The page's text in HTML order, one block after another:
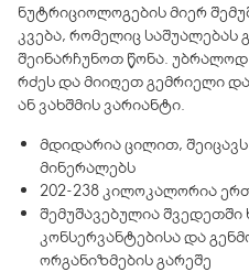
ნუტრიციოლოგების მიერ
კვება, რომელიც
შეინარჩუნოთ წონა.
რძეს და მიიღეთ გემრიელი
ან ვახშმის ვარიანტი.
მდიდარია ცილით,
მინერალებს
202-238 კილოკალორია
შემუშავებულია შვედეთში
კონსერვანტებისა და
ორგანიზმების გარეშე